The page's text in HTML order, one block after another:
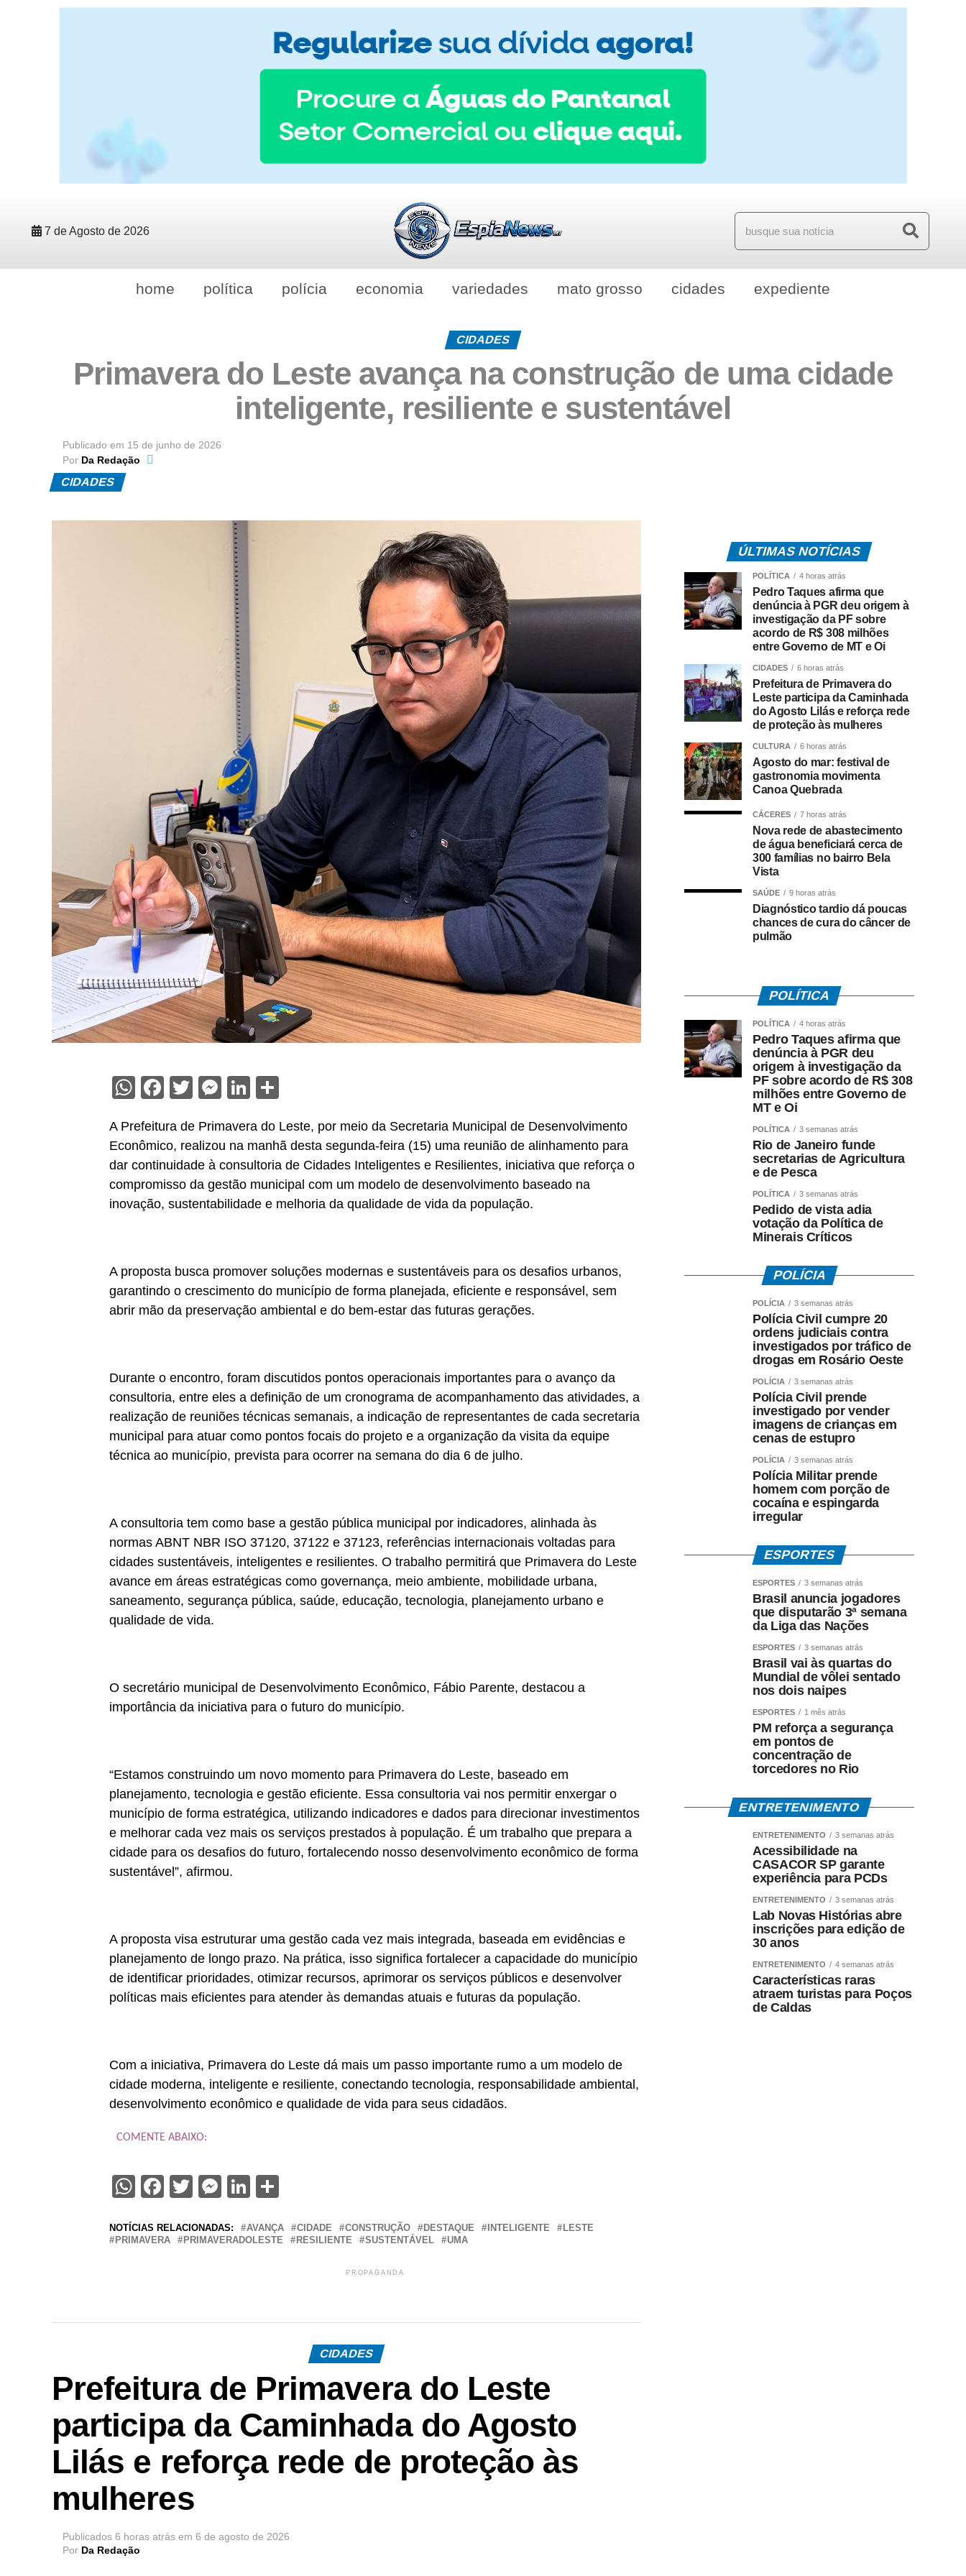
7 de Agosto de 2026
home política polícia economia variedades mato grosso cidades expediente
CIDADES
Primavera do Leste avança na construção de uma cidade
inteligente, resiliente e sustentável
Publicado em 15 de junho de 2026
Por Da Redação
CIDADES
WhatsApp
Facebook
Twitter
Messenger
LinkedIn
A Prefeitura de Primavera do Leste, por meio da Secretaria Municipal de Desenvolvimento
Econômico, realizou na manhã desta segunda-feira (15) uma reunião de alinhamento para
dar continuidade à consultoria de Cidades Inteligentes e Resilientes, iniciativa que reforça o
compromisso da gestão municipal com um modelo de desenvolvimento baseado na
inovação, sustentabilidade e melhoria da qualidade de vida da população.
A proposta busca promover soluções modernas e sustentáveis para os desafios urbanos,
garantindo o crescimento do município de forma planejada, eficiente e responsável, sem
abrir mão da preservação ambiental e do bem-estar das futuras gerações.
Durante o encontro, foram discutidos pontos operacionais importantes para o avanço da
consultoria, entre eles a definição de um cronograma de acompanhamento das atividades, a
realização de reuniões técnicas semanais, a indicação de representantes de cada secretaria
municipal para atuar como pontos focais do projeto e a organização da visita da equipe
técnica ao município, prevista para ocorrer na semana do dia 6 de julho.
A consultoria tem como base a gestão pública municipal por indicadores, alinhada às
normas ABNT NBR ISO 37120, 37122 e 37123, referências internacionais voltadas para
cidades sustentáveis, inteligentes e resilientes. O trabalho permitirá que Primavera do Leste
avance em áreas estratégicas como governança, meio ambiente, mobilidade urbana,
saneamento, segurança pública, saúde, educação, tecnologia, planejamento urbano e
qualidade de vida.
O secretário municipal de Desenvolvimento Econômico, Fábio Parente, destacou a
importância da iniciativa para o futuro do município.
“Estamos construindo um novo momento para Primavera do Leste, baseado em
planejamento, tecnologia e gestão eficiente. Essa consultoria vai nos permitir enxergar o
município de forma estratégica, utilizando indicadores e dados para direcionar investimentos
e melhorar cada vez mais os serviços prestados à população. É um trabalho que prepara a
cidade para os desafios do futuro, fortalecendo nosso desenvolvimento econômico de forma
sustentável”, afirmou.
A proposta visa estruturar uma gestão cada vez mais integrada, baseada em evidências e
planejamento de longo prazo. Na prática, isso significa fortalecer a capacidade do município
de identificar prioridades, otimizar recursos, aprimorar os serviços públicos e desenvolver
políticas mais eficientes para atender às demandas atuais e futuras da população.
Com a iniciativa, Primavera do Leste dá mais um passo importante rumo a um modelo de
cidade moderna, inteligente e resiliente, conectando tecnologia, responsabilidade ambiental,
desenvolvimento econômico e qualidade de vida para seus cidadãos.
COMENTE ABAIXO:
WhatsApp
Facebook
Twitter
Messenger
LinkedIn
NOTÍCIAS RELACIONADAS: AVANÇA CIDADE CONSTRUÇÃO DESTAQUE INTELIGENTE
LESTE
PRIMAVERA
PRIMAVERADOLESTE RESILIENTE SUSTENTÁVEL UMA
PROPAGANDA
CIDADES
Prefeitura de Primavera do Leste
participa da Caminhada do Agosto
Lilás e reforça rede de proteção às
mulheres
Publicados 6 horas atrás em 6 de agosto de 2026
Por Da Redação
ÚLTIMAS NOTÍCIAS
POLÍTICA 4 horas atrás
Pedro Taques afirma que
denúncia à PGR deu origem à
investigação da PF sobre
acordo de R$ 308 milhões
entre Governo de MT e Oi
CIDADES 6 horas atrás
Prefeitura de Primavera do
Leste participa da Caminhada
do Agosto Lilás e reforça rede
de proteção às mulheres
CULTURA 6 horas atrás
Agosto do mar: festival de
gastronomia movimenta
Canoa Quebrada
CÁCERES 7 horas atrás
Nova rede de abastecimento
de água beneficiará cerca de
300 famílias no bairro Bela
Vista
SAÚDE 9 horas atrás
Diagnóstico tardio dá poucas
chances de cura do câncer de
pulmão
POLÍTICA
POLÍTICA 4 horas atrás
Pedro Taques afirma que
denúncia à PGR deu
origem à investigação da
PF sobre acordo de R$ 308
milhões entre Governo de
MT e Oi
POLÍTICA 3 semanas atrás
Rio de Janeiro funde
secretarias de Agricultura
e de Pesca
POLÍTICA 3 semanas atrás
Pedido de vista adia
votação da Política de
Minerais Críticos
POLÍCIA
POLÍCIA 3 semanas atrás
Polícia Civil cumpre 20
ordens judiciais contra
investigados por tráfico de
drogas em Rosário Oeste
POLÍCIA 3 semanas atrás
Polícia Civil prende
investigado por vender
imagens de crianças em
cenas de estupro
POLÍCIA 3 semanas atrás
Polícia Militar prende
homem com porção de
cocaína e espingarda
irregular
ESPORTES
ESPORTES 3 semanas atrás
Brasil anuncia jogadores
que disputarão 3ª semana
da Liga das Nações
ESPORTES 3 semanas atrás
Brasil vai às quartas do
Mundial de vôlei sentado
nos dois naipes
ESPORTES 1 mês atrás
PM reforça a segurança
em pontos de
concentração de
torcedores no Rio
ENTRETENIMENTO
ENTRETENIMENTO 3 semanas atrás
Acessibilidade na
CASACOR SP garante
experiência para PCDs
ENTRETENIMENTO 3 semanas atrás
Lab Novas Histórias abre
inscrições para edição de
30 anos
ENTRETENIMENTO 4 semanas atrás
Características raras
atraem turistas para Poços
de Caldas